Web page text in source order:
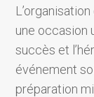
L’organisation
une occasion
succès et
événement
préparation